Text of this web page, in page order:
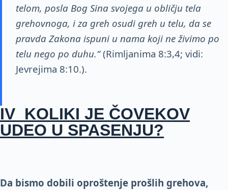
telom, posla Bog Sina svojega u obličju tela
grehovnoga, i za greh osudi greh u telu, da se
pravda Zakona ispuni u nama koji ne živimo po
telu nego po duhu.“(Rimljanima 8:3,4; vidi:
Jevrejima 8:10.).
IV KOLIKI JE ČOVEKOV
UDEO U SPASENJU?
Da bismo dobili oproštenje prošlih grehova,